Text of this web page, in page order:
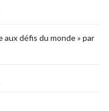
défis du monde » par